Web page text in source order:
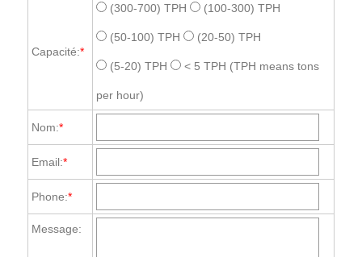
Capacité:*
(300-700) TPH (100-300) TPH
(50-100) TPH (20-50) TPH
(5-20) TPH < 5 TPH (TPH means tons
per hour)
Nom:*
Email:*
Phone:*
Message: